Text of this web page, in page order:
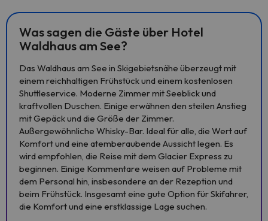
Was sagen die Gäste über Hotel
Waldhaus am See?
Das Waldhaus am See in Skigebietsnähe überzeugt mit
einem reichhaltigen Frühstück und einem kostenlosen
Shuttleservice. Moderne Zimmer mit Seeblick und
kraftvollen Duschen. Einige erwähnen den steilen Anstieg
mit Gepäck und die Größe der Zimmer.
Außergewöhnliche Whisky-Bar. Ideal für alle, die Wert auf
Komfort und eine atemberaubende Aussicht legen. Es
wird empfohlen, die Reise mit dem Glacier Express zu
beginnen. Einige Kommentare weisen auf Probleme mit
dem Personal hin, insbesondere an der Rezeption und
beim Frühstück. Insgesamt eine gute Option für Skifahrer,
die Komfort und eine erstklassige Lage suchen.